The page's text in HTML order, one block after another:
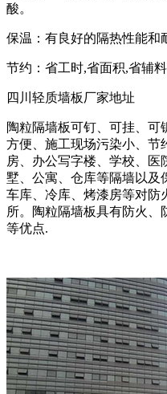
酸。
保温：有良好的隔热性能和
节约：省工时,省面积,省辅料
四川轻质墙板厂家地址
陶粒隔墙板可钉、可挂、可
方便、施工现场污染小、节
房、办公写字楼、学校、医
墅、公寓、仓库等隔墙以及
车库、冷库、烤漆房等对防
所。陶粒隔墙板具有防火
等优点.